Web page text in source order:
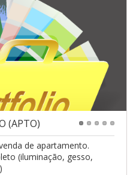
(APTO)
de apartamento.
(iluminação, gesso,